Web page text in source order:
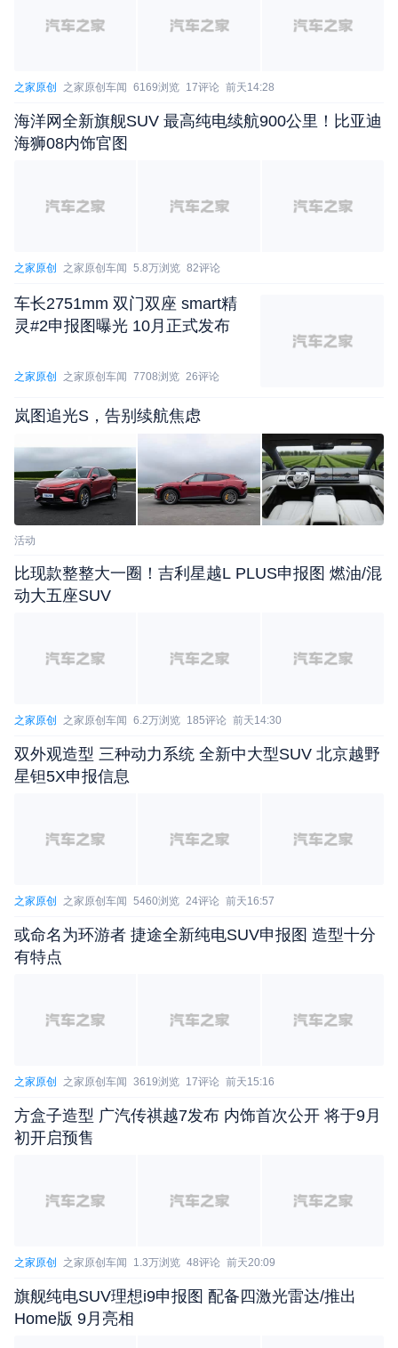
车尾，它同样会采用全新的尾灯组。
之家原创 之家原创车闻 6169浏览 17评论 前天14:28
海洋网全新旗舰SUV 最高纯电续航900公里！比亚迪
海狮08内饰官图
之家原创 之家原创车闻 5.8万浏览 82评论
车长2751mm 双门双座 smart精
灵#2申报图曝光 10月正式发布
之家原创 之家原创车闻 7708浏览 26评论
岚图追光S，告别续航焦虑
活动
比现款整整大一圈！吉利星越L PLUS申报图 燃油/混
动大五座SUV
之家原创 之家原创车闻 6.2万浏览 185评论 前天14:30
双外观造型 三种动力系统 全新中大型SUV 北京越野
星钽5X申报信息
之家原创 之家原创车闻 5460浏览 24评论 前天16:57
或命名为环游者 捷途全新纯电SUV申报图 造型十分
有特点
之家原创 之家原创车闻 3619浏览 17评论 前天15:16
方盒子造型 广汽传祺越7发布 内饰首次公开 将于9月
初开启预售
之家原创 之家原创车闻 1.3万浏览 48评论 前天20:09
旗舰纯电SUV理想i9申报图 配备四激光雷达/推出
Home版 9月亮相